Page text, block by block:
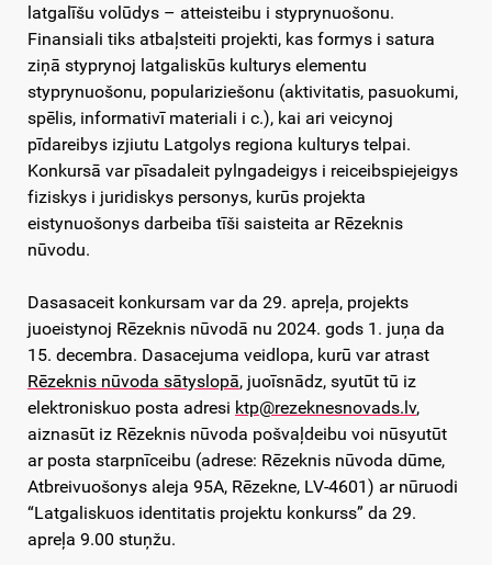
latgalīšu volūdys – atteisteibu i styprynuošonu.
Finansiali tiks atbaļsteiti projekti, kas formys i satura
ziņā styprynoj latgaliskūs kulturys elementu
styprynuošonu, populariziešonu (aktivitatis, pasuokumi,
spēlis, informativī materiali i c.), kai ari veicynoj
pīdareibys izjiutu Latgolys regiona kulturys telpai.
Konkursā var pīsadaleit pylngadeigys i reiceibspiejeigys
fiziskys i juridiskys personys, kurūs projekta
eistynuošonys darbeiba tīši saisteita ar Rēzeknis
nūvodu.
Dasasaceit konkursam var da 29. apreļa, projekts
juoeistynoj Rēzeknis nūvodā nu 2024. gods 1. juņa da
15. decembra. Dasacejuma veidlopa, kurū var atrast
Rēzeknis nūvoda sātyslopā, juoīsnādz, syutūt tū iz
elektroniskuo posta adresi ktp@rezeknesnovads.lv,
aiznasūt iz Rēzeknis nūvoda pošvaļdeibu voi nūsyutūt
ar posta starpnīceibu (adrese: Rēzeknis nūvoda dūme,
Atbreivuošonys aleja 95A, Rēzekne, LV-4601) ar nūruodi
“Latgaliskuos identitatis projektu konkurss” da 29.
apreļa 9.00 stuņžu.